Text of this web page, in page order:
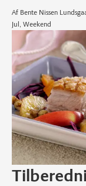
Af Bente Nissen
Jul, Weekend